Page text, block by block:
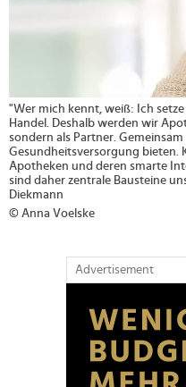
"Wer mich kennt, weiß: Ich
Handel. Deshalb werden wir
sondern als Partner.
Gesundheitsversorgung bieten.
Apotheken und deren smarte
sind daher zentrale Bausteine
Diekmann
© Anna Voelske
Advertisement